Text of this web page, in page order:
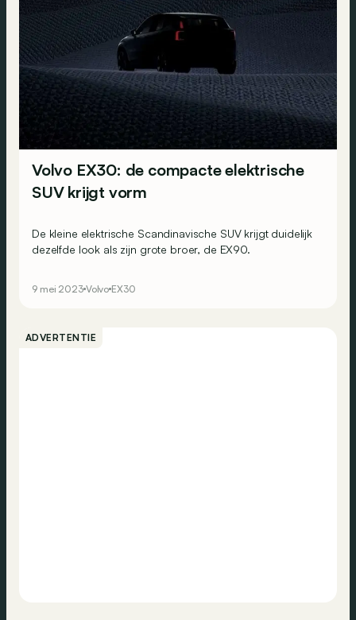
Volvo EX30: de compacte elektrische
SUV krijgt vorm
De kleine elektrische Scandinavische SUV krijgt duidelijk
dezelfde look als zijn grote broer, de EX90.
9 mei 2023 Volvo EX30
ADVERTENTIE